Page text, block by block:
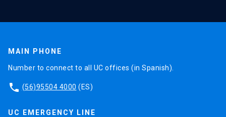
MAIN PHONE
Number to connect to all UC offices (in Spanish).
phone (56)95504 4000 (ES)
UC EMERGENCY LINE